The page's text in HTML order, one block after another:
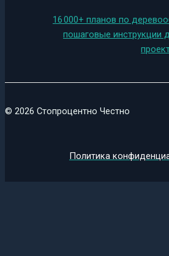
16 000+ планов по
пошаговые инструкции
© 2026 Стопроцентно Честно
Политика